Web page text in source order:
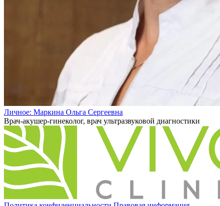
Личное: Маркина Ольга Сергеевна
Врач-акушер-гинеколог, врач ультразвуковой диагностики